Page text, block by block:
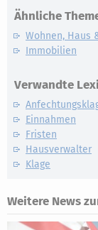
Ähnliche
Wohnen, Haus
Immobilien
Verwandte
Einnahmen
Fristen
Hausverwalter
Klage
Weitere News